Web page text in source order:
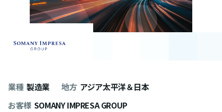
業種 製造業 地方 アジア太平洋＆日本
お客様 SOMANY IMPRESA GROUP